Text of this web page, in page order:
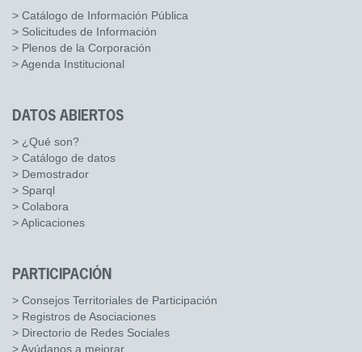
> Catálogo de Información Pública
> Solicitudes de Información
> Plenos de la Corporación
> Agenda Institucional
DATOS ABIERTOS
> ¿Qué son?
> Catálogo de datos
> Demostrador
> Sparql
> Colabora
> Aplicaciones
PARTICIPACIÓN
> Consejos Territoriales de Participación
> Registros de Asociaciones
> Directorio de Redes Sociales
> Ayúdanos a mejorar